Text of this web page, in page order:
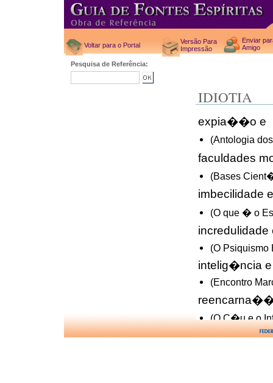
Voltar para o Portal
Versão Para
Impressão
Enviar
Amigo
Pesquisa de Referência:
IDIOTIA
expia��o e
(Antologia
faculdades
(Bases
imbecilidade e
(O que � o
incredulidade
(O Psiquismo
intelig�ncia e
(Encontro
(O C�u e o
tipos de